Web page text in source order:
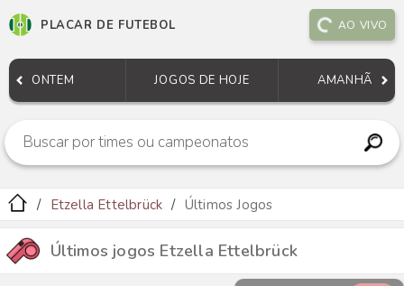
PLACAR DE FUTEBOL AO VIVO
ONTEM JOGOS DE HOJE AMANHÃ
Etzella Ettelbrück Últimos Jogos
Últimos jogos Etzella Ettelbrück